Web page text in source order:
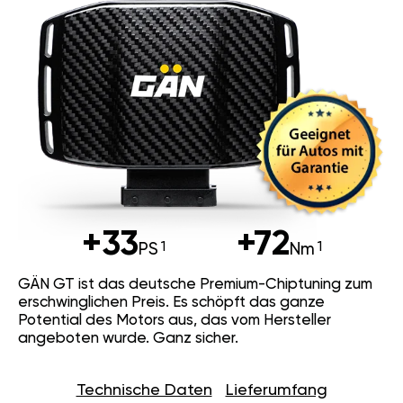
+33PS +72Nm
GÄN GT ist das deutsche Premium-Chiptuning zum
erschwinglichen Preis. Es schöpft das ganze
Potential des Motors aus, das vom Hersteller
angeboten wurde. Ganz sicher.
Technische Daten Lieferumfang